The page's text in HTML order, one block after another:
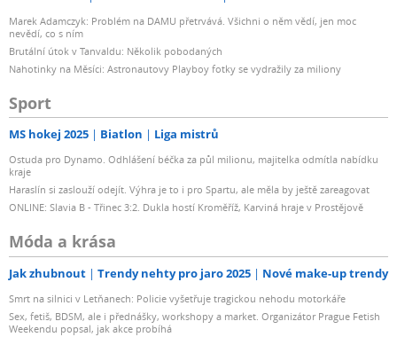
Marek Adamczyk: Problém na DAMU přetrvává. Všichni o něm vědí, jen moc
nevědí, co s ním
Brutální útok v Tanvaldu: Několik pobodaných
Nahotinky na Měsíci: Astronautovy Playboy fotky se vydražily za miliony
Sport
MS hokej 2025 Biatlon Liga mistrů
Ostuda pro Dynamo. Odhlášení béčka za půl milionu, majitelka odmítla nabídku
kraje
Haraslín si zaslouží odejít. Výhra je to i pro Spartu, ale měla by ještě zareagovat
ONLINE: Slavia B - Třinec 3:2. Dukla hostí Kroměříž, Karviná hraje v Prostějově
Móda a krása
Jak zhubnout Trendy nehty pro jaro 2025 Nové make-up trendy
Smrt na silnici v Letňanech: Policie vyšetřuje tragickou nehodu motorkáře
Sex, fetiš, BDSM, ale i přednášky, workshopy a market. Organizátor Prague Fetish
Weekendu popsal, jak akce probíhá